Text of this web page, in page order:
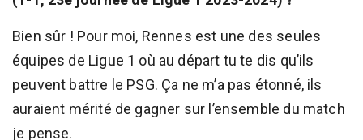
Bien sûr ! Pour moi, Rennes est une des seules
équipes de Ligue 1 où au départ tu te dis qu’ils
peuvent battre le PSG. Ça ne m’a pas étonné, ils
auraient mérité de gagner sur l’ensemble du match
je pense.